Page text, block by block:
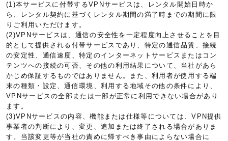
(1)本サービスに付帯するVPNサービスは、レンタル開始日時か
ら、レンタル契約に基づくレンタル期間の満了時までの期間に限
りご利用いただけます。
(2)VPNサービスは、通信の安全性を一定程度向上させることを目
的として提供される付帯サービスであり、特定の通信品質、接続
の安定性、通信速度、特定のインターネットサービスまたはコン
テンツへの接続の可否、その他の利用結果について、当社があら
かじめ保証するものではありません。また、利用者が使用する端
末の種類・設定、通信環境、利用する地域その他の条件により、
VPNサービスの全部または一部が正常に利用できない場合があり
ます。
(3)VPNサービスの内容、機能または仕様等については、VPN提供
事業者の判断により、変更、追加または終了される場合がありま
す。当該変更等が当社の責めに帰すべき事由によらない場合に